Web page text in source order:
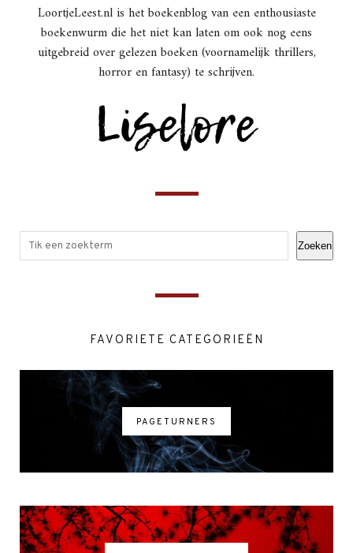
LoortjeLeest.nl is het boekenblog van een enthousiaste
boekenwurm die het niet kan laten om ook nog eens
uitgebreid over gelezen boeken (voornamelijk thrillers,
horror en fantasy) te schrijven.
Zoeken
FAVORIETE CATEGORIEËN
PAGETURNERS